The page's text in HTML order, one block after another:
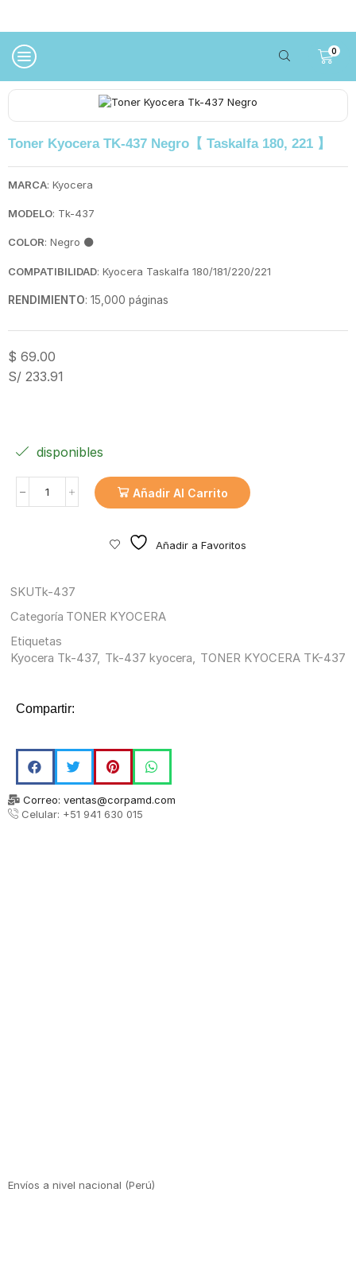
0
Toner Kyocera TK-437 Negro【 Taskalfa 180, 221 】
MARCA: Kyocera
MODELO: Tk-437
COLOR: Negro ⚫
COMPATIBILIDAD: Kyocera Taskalfa 180/181/220/221
RENDIMIENTO: 15,000 páginas
$ 69.00
S/ 233.91
disponibles
Añadir Al Carrito
Añadir a Favoritos
SKUTk-437
Categoría TONER KYOCERA
Etiquetas
Kyocera Tk-437, Tk-437 kyocera, TONER KYOCERA TK-437
Compartir:
Correo: ventas@corpamd.com
Celular: +51 941 630 015
Envíos a nivel nacional (Perú)